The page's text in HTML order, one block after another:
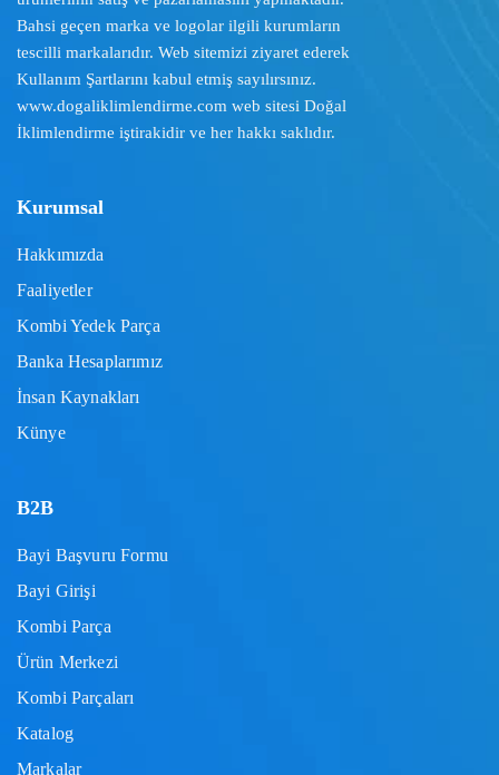
Bahsi geçen marka ve logolar ilgili kurumların
tescilli markalarıdır. Web sitemizi ziyaret ederek
Kullanım Şartlarını kabul etmiş sayılırsınız.
www.dogaliklimlendirme.com web sitesi Doğal
İklimlendirme iştirakidir ve her hakkı saklıdır.
Kurumsal
Hakkımızda
Faaliyetler
Kombi Yedek Parça
Banka Hesaplarımız
İnsan Kaynakları
Künye
B2B
Bayi Başvuru Formu
Bayi Girişi
Kombi Parça
Ürün Merkezi
Kombi Parçaları
Katalog
Markalar